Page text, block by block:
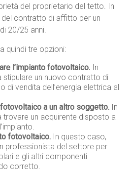
del proprietario del tetto. In
del contratto di affitto per un
20/25 anni.
quindi tre opzioni:
l’impianto fotovoltaico. In
un nuovo contratto di
di vendita dell’energia elettrica al
a un altro soggetto. In
un acquirente disposto a
fotovoltaico. In questo caso,
professionista del settore per
e gli altri componenti
corretto.